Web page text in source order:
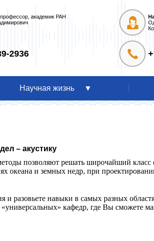
профессор, академик РАН
2936
Научная жизнь
– акустику
позволяют решать широчайший
океана и земных недр, при
разовьете навыки в самых разных
кафедр, где Вы сможете